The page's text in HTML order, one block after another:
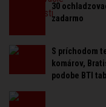
30
zadarmo
S príchodom
komárov,
podobe BTI